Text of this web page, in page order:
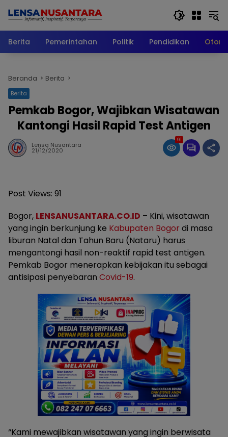
Berita
Pemerintahan Politik Pendidikan
Beranda Berita
Berita
Pemkab Bogor, Wajibkan Wisatawan
Kantongi Hasil Rapid Test Antigen
Lensa Nusantara
21/12/2020
91
Post Views: 91
Bogor, LENSANUSANTARA.CO.ID – Kini, wisatawan
yang ingin berkunjung ke Kabupaten Bogor di masa
liburan Natal dan Tahun Baru (Nataru) harus
mengantongi hasil non-reaktif rapid test antigen.
Pemkab Bogor menerapkan kebijakan itu sebagai
antisipasi penyebaran Covid-19.
“Kami mewajibkan wisatawan yang ingin berwisata